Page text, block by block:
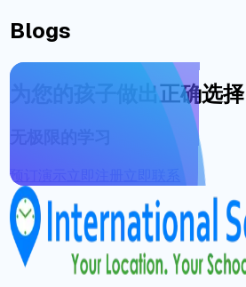
Blogs
为您的孩子做出正确选择
预订演示